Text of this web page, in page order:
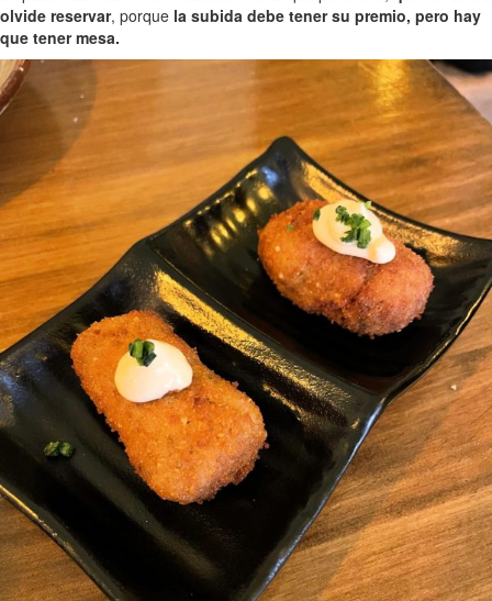
olvide reservar, porque la subida debe tener su premio, pero hay
que tener mesa.